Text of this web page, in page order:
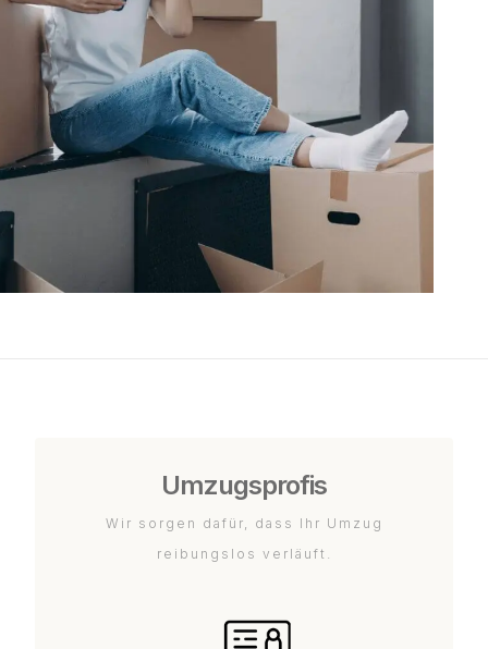
Umzugsprofis
Wir sorgen dafür, dass Ihr Umzug
reibungslos verläuft.